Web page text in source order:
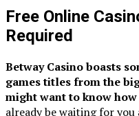
Free Online
Required
Betway Casino boasts
games titles from the
might want to know
already be waiting for